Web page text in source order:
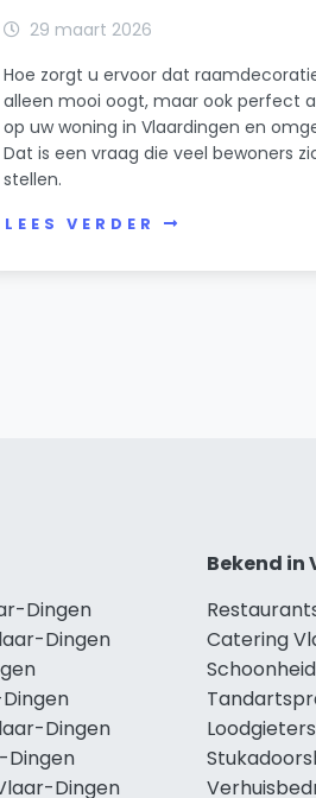
29 maart 2026
Hoe zorgt u ervoor dat
alleen mooi oogt, maar ook perfect
op uw woning in Vlaardingen en
Dat is een vraag die veel bewoners
stellen.
LEES VERDER
Dingen
Dingen
Dingen
Dingen
Dingen
Bekend in
Catering